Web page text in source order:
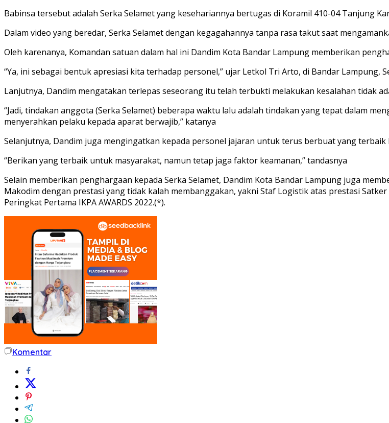
Babinsa tersebut adalah Serka Selamet yang kesehariannya bertugas di Koramil 410-04 Tanjung
Dalam video yang beredar, Serka Selamet dengan kegagahannya tanpa rasa takut saat
Oleh karenanya, Komandan satuan dalam hal ini Dandim Kota Bandar Lampung memberikan
“Ya, ini sebagai bentuk apresiasi kita terhadap personel,” ujar Letkol Tri Arto, di Bandar Lampung,
Lanjutnya, Dandim mengatakan terlepas seseorang itu telah terbukti melakukan kesalahan tidak
“Jadi, tindakan anggota (Serka Selamet) beberapa waktu lalu adalah tindakan yang tepat dalam
menyerahkan pelaku kepada aparat berwajib,” katanya
Selanjutnya, Dandim juga mengingatkan kepada personel jajaran untuk terus berbuat yang terbaik
“Berikan yang terbaik untuk masyarakat, namun tetap jaga faktor keamanan,” tandasnya
Selain memberikan penghargaan kepada Serka Selamet, Dandim Kota Bandar Lampung juga
Makodim dengan prestasi yang tidak kalah membanggakan, yakni Staf Logistik atas prestasi
Peringkat Pertama IKPA AWARDS 2022.(*).
Komentar